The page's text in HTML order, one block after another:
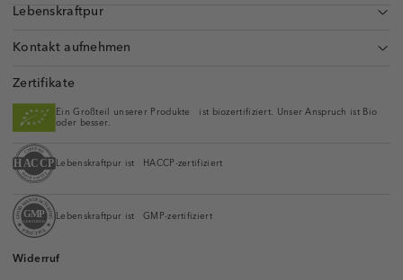
Lebenskraftpur
Kontakt aufnehmen
Zertifikate
Ein Großteil unserer Produkte ist biozertifiziert. Unser Anspruch ist Bio
oder besser.
Lebenskraftpur ist HACCP-zertifiziert
Lebenskraftpur ist GMP-zertifiziert
Widerruf